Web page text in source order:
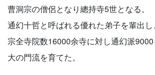
曹洞宗の僧侶となり總持寺5世となる。
通幻十哲と呼ばれる優れた弟子を輩出
宗全寺院数16000余寺に対し通幻派
大の門流を育てた。